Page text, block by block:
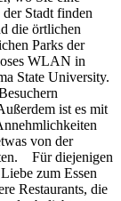
Stadt finden
die örtlichen
Parks der
WLAN in
State University.
ist es mit
von der
Für diejenigen
zum Essen
Restaurants, die